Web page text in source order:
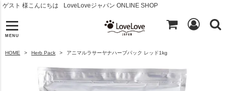
LoveLoveジャパン ONLINE SHOP
ゲスト 様こんにちは
MENU
HOME Herb Pack アニマルラサーヤナハーブパック レッド1kg